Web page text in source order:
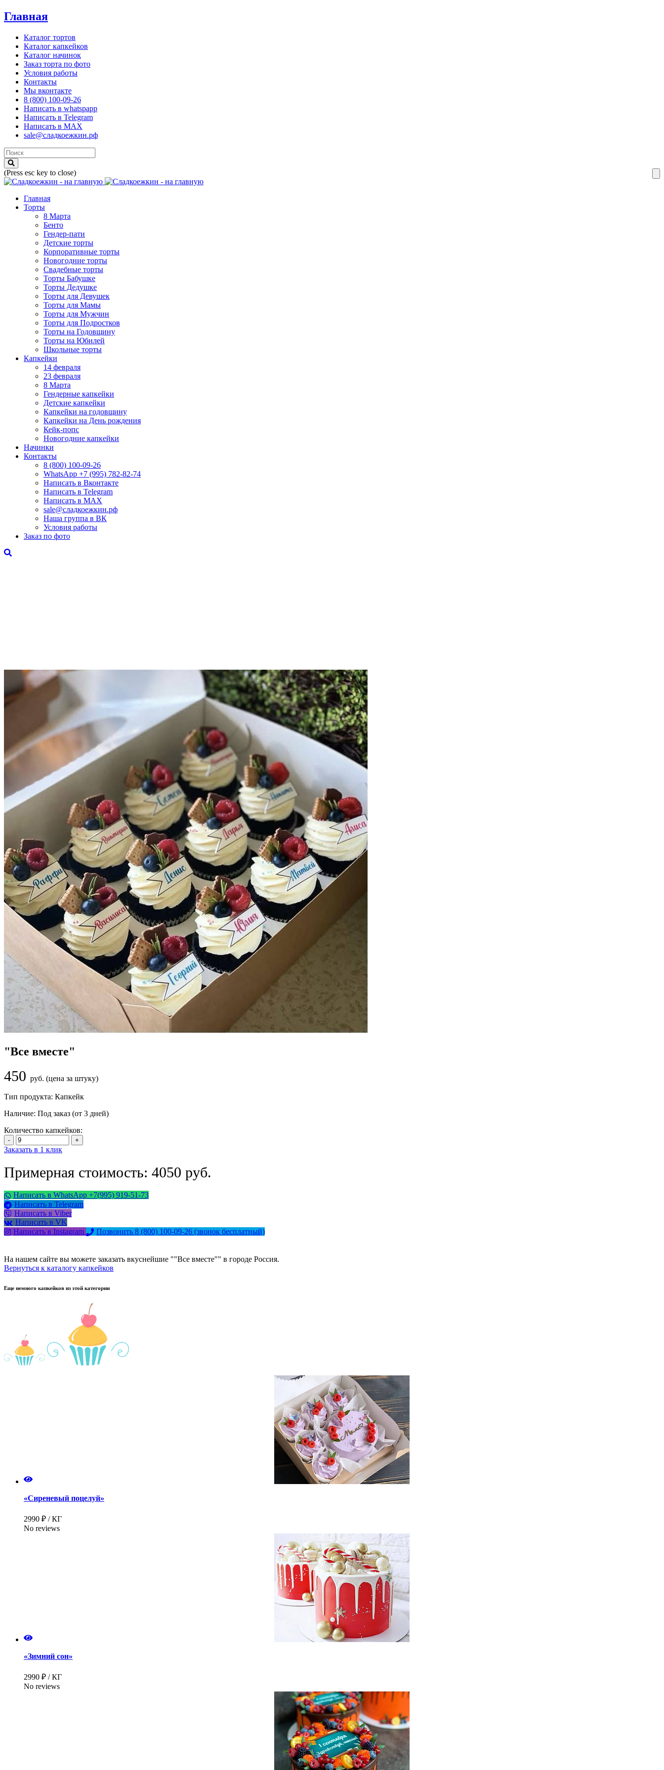
Главная
Каталог тортов
Каталог капкейков
Каталог начинок
Заказ торта по фото
Условия работы
Контакты
Мы вконтакте
8 (800) 100-09-26
Написать в whatspapp
Написать в Telegram
Написать в MAX
sale@сладкоежкин.рф
(Press esc key to close)
Главная
Торты
8 Марта
Бенто
Гендер-пати
Детские торты
Корпоративные торты
Новогодние торты
Свадебные торты
Торты Бабушке
Торты Дедушке
Торты для Девушек
Торты для Мамы
Торты для Мужчин
Торты для Подростков
Торты на Годовщину
Торты на Юбилей
Школьные торты
Капкейки
14 февраля
23 февраля
8 Марта
Гендерные капкейки
Детские капкейки
Капкейки на годовщину
Капкейки на День рождения
Кейк-попс
Новогодние капкейки
Начинки
Контакты
8 (800) 100-09-26
WhatsApp +7 (995) 782-82-74
Написать в Вконтакте
Написать в Telegram
Написать в MAX
sale@сладкоежкин.рф
Наша группа в ВК
Условия работы
Заказ по фото
"Все вместе"
450 руб. (цена за штуку)
Тип продукта: Капкейк
Наличие: Под заказ (от 3 дней)
Количество капкейков:
Заказать в 1 клик
Примерная стоимость: 4050 руб.
Написать в WhatsApp +7(995) 919-51-73
Написать в Telegram
Написать в Viber
Написать в VK
Написать в Instagram
Позвонить 8 (800) 100-09-26 (звонок бесплатный)
На нашем сайте вы можете заказать вкуснейшие ""Все вместе"" в городе Россия.
Вернуться к каталогу капкейков
Еще немного капкейков из этой категории
«Сиреневый поцелуй»
2990 ₽ / КГ
No reviews
«Зимний сон»
2990 ₽ / КГ
No reviews